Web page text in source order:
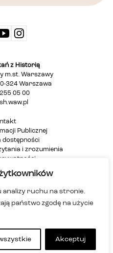
analizy ruchu na stronie.
państwo zgodę na użycie
Akceptuj
z Historią
m.st. Warszawy
324 Warszawa
05 00
Publicznej
dostępności
i zrozumienia
strony